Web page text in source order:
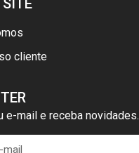
cliente
e-mail e receba novidades.